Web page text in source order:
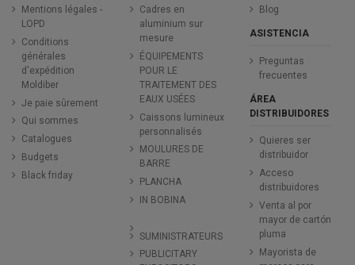
Mentions légales -
LOPD
Conditions
générales
d'expédition
Moldiber
Je paie sûrement
Qui sommes
Catalogues
Budgets
Black friday
Cadres en
aluminium sur
mesure
ÉQUIPEMENTS
POUR LE
TRAITEMENT DES
EAUX USÉES
Caissons lumineux
personnalisés
MOULURES DE
BARRE
PLANCHA
IN BOBINA
SUMINISTRATEURS
PUBLICITARY
Blog
ASISTENCIA
Preguntas
frecuentes
ÁREA
DISTRIBUIDORES
Quieres ser
distribuidor
Acceso
distribuidores
Venta al por
mayor de cartón
pluma
Mayorista de